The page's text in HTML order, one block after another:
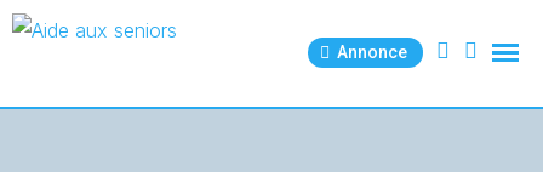
Skip
Annonce